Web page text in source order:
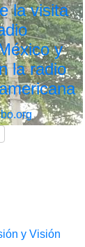
la visita
y
la radio
y Visión